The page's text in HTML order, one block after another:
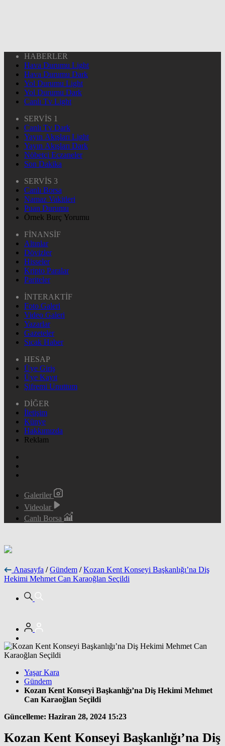
HABERLER
Hava Durumu Light
Hava Durumu Dark
Yol Durumu Light
Yol Durumu Dark
Canlı Tv Light
SERVİS 1
Canlı Tv Dark
Yayın Akışları Light
Yayın Akışları Dark
Nöbetçi Eczaneler
Son Dakika
SERVİS 3
Canlı Borsa
Namaz Vakitleri
Puan Durumu
Örnek Burç Yorumu
FİNANSİF
Altınlar
Dövizler
Hisseler
Kripto Paralar
Pariteler
İNTERAKTİF
Foto Galeri
Video Galeri
Yazarlar
Gazeteler
Sıcak Haber
HESAP
Üye Giriş
Üye Kayıt
Şifremi Unuttum
DİĞER
İletişim
Künye
Hakkımızda
Reklam
Galeriler
Videolar
Canlı Borsa
Anasayfa / Gündem / Kozan Kent Konseyi Başkanlığı’na Diş
Hekimi Mehmet Can Karaoğlan Seçildi
Yaşar Kara
Gündem
Kozan Kent Konseyi Başkanlığı’na Diş Hekimi Mehmet
Can Karaoğlan Seçildi
Güncelleme: Haziran 28, 2024 15:23
Kozan Kent Konseyi Başkanlığı’na Diş